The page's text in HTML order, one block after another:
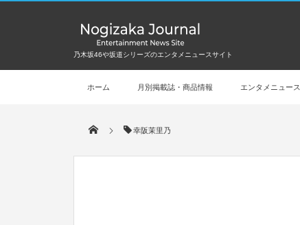
乃木坂46や坂道シリーズのエンタメニュースサイト
ホーム 月別掲載誌・商品情報 エンタメニュース
幸阪茉里乃